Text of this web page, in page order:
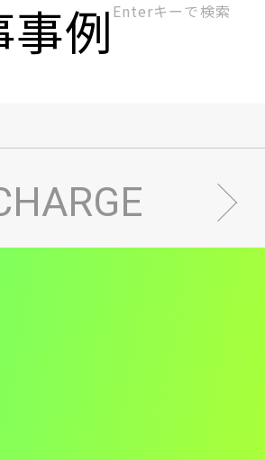
事例